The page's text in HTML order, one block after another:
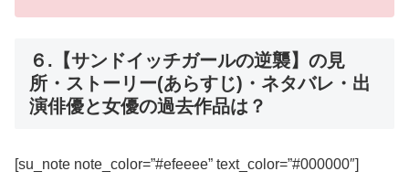
６.【サンドイッチガールの逆襲】の見
所・ストーリー(あらすじ)・ネタバレ・出
演俳優と女優の過去作品は？
[su_note note_color=”#efeeee” text_color=”#000000″]